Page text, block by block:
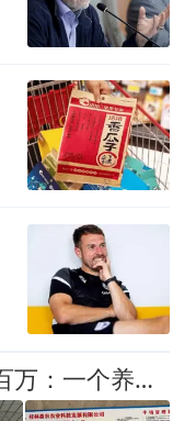
从“零风险零投入”到负债百万：一个养牛项目崩盘后，谁该为农户的贷款买单丨红星调查